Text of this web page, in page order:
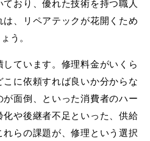
おり、優れた技術を持つ職人
、リペアテックが花開くため
う。
ています。修理料金がいくら
に依頼すれば良いか分からな
面倒、といった消費者のハー
化や後継者不足といった、供給
らの課題が、修理という選択